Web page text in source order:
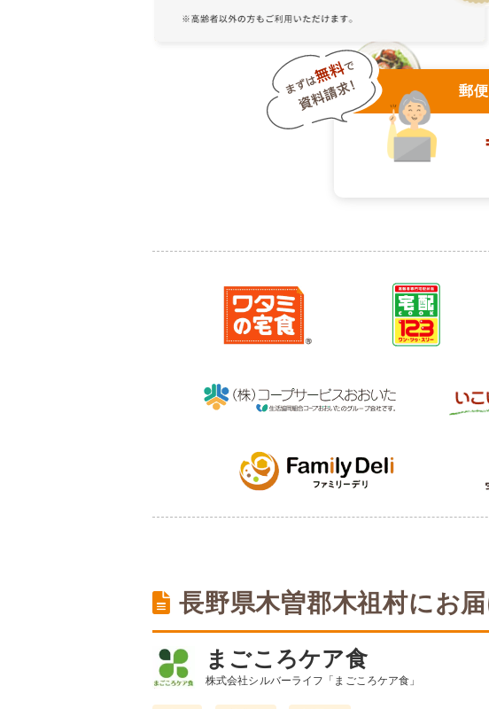
郵
長野県木曽郡木祖村にお
まごころケア食
株式会社シルバーライフ「まごころケア食」